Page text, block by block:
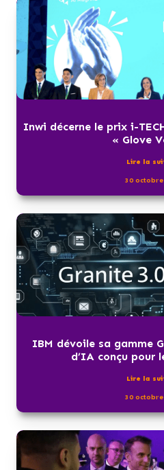
Inwi décerne le prix i-
« Glove
Lire la
30 octobre
IBM dévoile sa gamme
d’IA conçu pour
Lire la
30 octobre